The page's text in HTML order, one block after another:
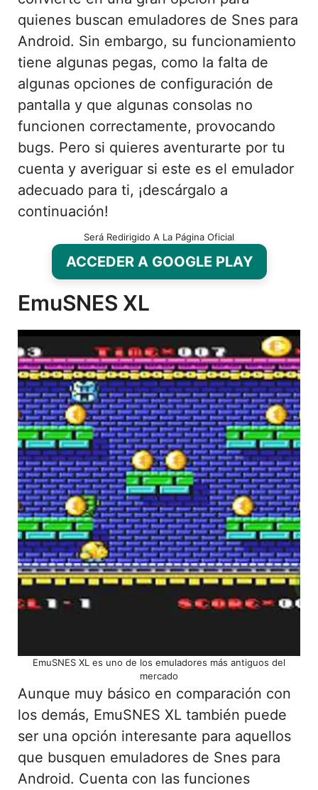
quienes buscan emuladores de Snes para
Android. Sin embargo, su funcionamiento
tiene algunas pegas, como la falta de
algunas opciones de configuración de
pantalla y que algunas consolas no
funcionen correctamente, provocando
bugs. Pero si quieres aventurarte por tu
cuenta y averiguar si este es el emulador
adecuado para ti, ¡descárgalo a
continuación!
Será Redirigido A La Página Oficial
ACCEDER A GOOGLE PLAY
EmuSNES XL
EmuSNES XL es uno de los emuladores más antiguos del
mercado
Aunque muy básico en comparación con
los demás, EmuSNES XL también puede
ser una opción interesante para aquellos
que busquen emuladores de Snes para
Android. Cuenta con las funciones